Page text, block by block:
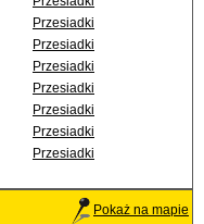
Przesiadki
Przesiadki
Przesiadki
Przesiadki
Przesiadki
Przesiadki
Przesiadki
Pokaż na mapie